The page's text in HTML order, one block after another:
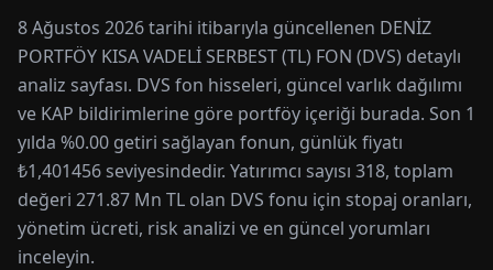
8 Ağustos 2026 tarihi itibarıyla güncellenen DENİZ
PORTFÖY KISA VADELİ SERBEST (TL) FON (DVS) detaylı
analiz sayfası. DVS fon hisseleri, güncel varlık dağılımı
ve KAP bildirimlerine göre portföy içeriği burada. Son 1
yılda %0.00 getiri sağlayan fonun, günlük fiyatı
₺1,401456 seviyesindedir. Yatırımcı sayısı 318, toplam
değeri 271.87 Mn TL olan DVS fonu için stopaj oranları,
yönetim ücreti, risk analizi ve en güncel yorumları
inceleyin.